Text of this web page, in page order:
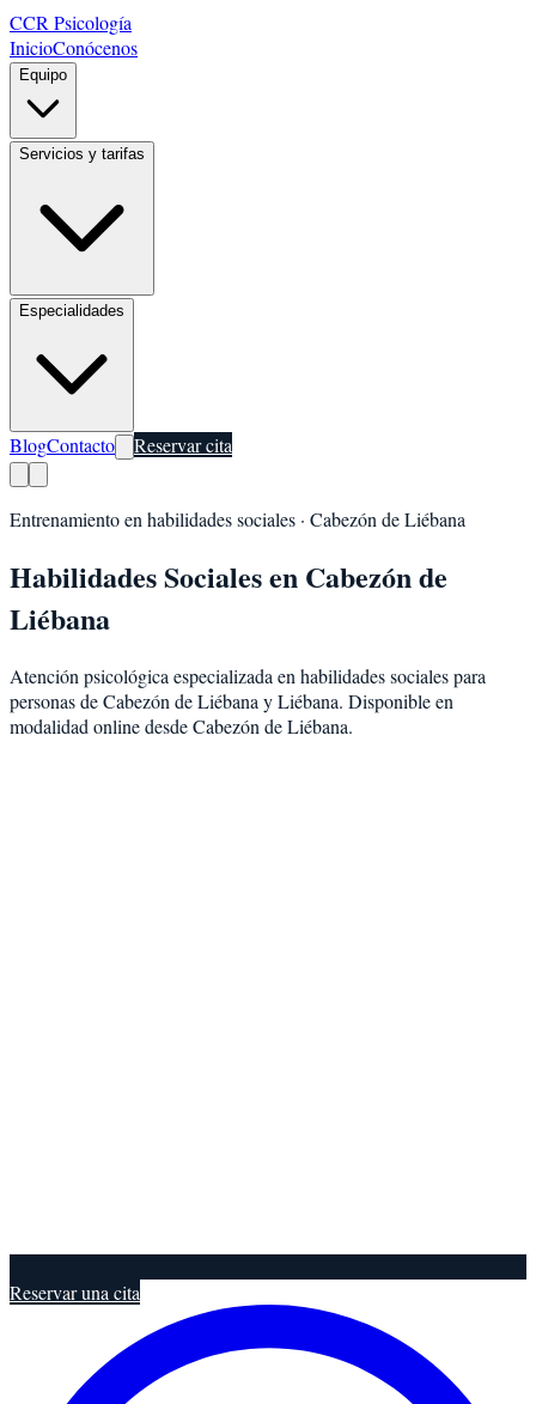
CCR Psicología
InicioConócenos
Equipo
Servicios y tarifas
Especialidades
BlogContacto Reservar cita
Entrenamiento en habilidades sociales · Cabezón de Liébana
Habilidades Socialesen Cabezón de
Liébana
Atención psicológica especializada en habilidades socialespara
personas deCabezón de Liébana yLiébana. Disponible en
modalidad online desde Cabezón de Liébana.
Reservar una cita